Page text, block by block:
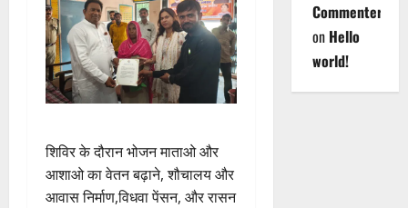
शिविर के दौरान भोजन माताओ और
आशाओ का वेतन बढ़ाने, शौचालय और
आवास निर्माण,विधवा पेंसन, और रासन
Commenter
on Hello
world!